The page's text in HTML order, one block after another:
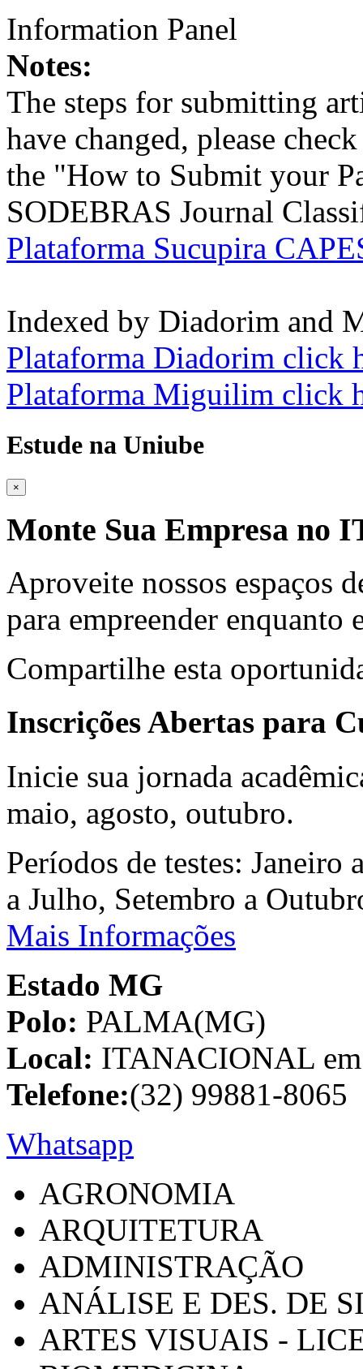
Information Panel
Notes:
The steps for submitting
have changed, please
the "How to Submit your
SODEBRAS Journal
Plataforma Sucupira
Indexed by Diadorim and
Plataforma Diadorim click
Plataforma Miguilim click
Estude na Uniube
×
Monte Sua Empresa no
Aproveite nossos espaços
para empreender enquanto
Compartilhe esta
Inscrições Abertas para
Inicie sua jornada
maio, agosto, outubro.
Períodos de testes:
a Julho, Setembro a
Mais Informações
Estado MG
Polo: PALMA(MG)
Local: ITANACIONAL
Telefone:(32) 99881-8065
Whatsapp
AGRONOMIA
ARQUITETURA
ADMINISTRAÇÃO
ANÁLISE E DES. DE
ARTES VISUAIS -